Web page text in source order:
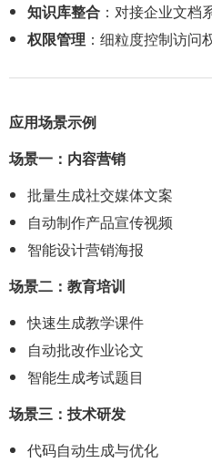
知识库整合 ：对接企业文档
权限管理 ：细粒度控制访问
应用场景示例
场景一：内容营销
批量生成社交媒体文案
自动制作产品宣传视频
智能设计营销海报
场景二：教育培训
快速生成教学课件
自动批改作业论文
智能生成考试题目
场景三：技术研发
代码自动生成与优化